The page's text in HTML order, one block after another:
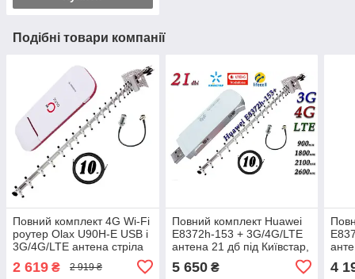
Подібні товари компанії
Повний комплект 4G Wi-Fi
роутер Olax U90H-E USB і
3G/4G/LTE антена стріла
21 дБ Київстар, Vodafone,
Lifecell
2 619 ₴ 2 919 ₴
Повний комплект Huawei
E8372h-153 + 3G/4G/LTE
антена 21 дб під Київстар,
5 650₴ 4